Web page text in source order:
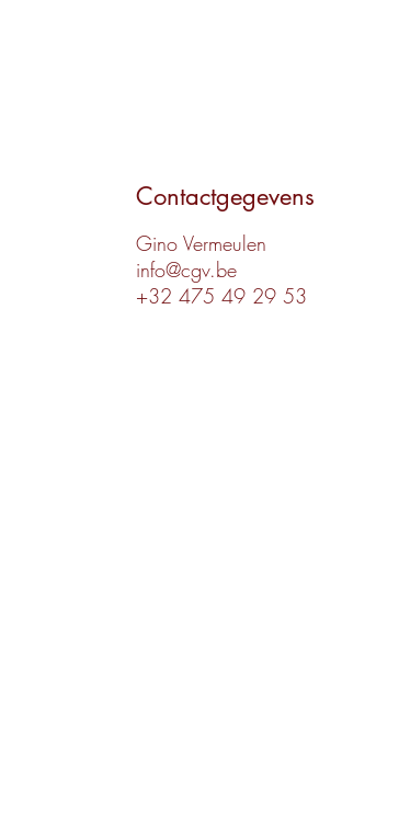
Contactgegevens
Gino Vermeulen
info@cgv.be
+32 475 49 29 53